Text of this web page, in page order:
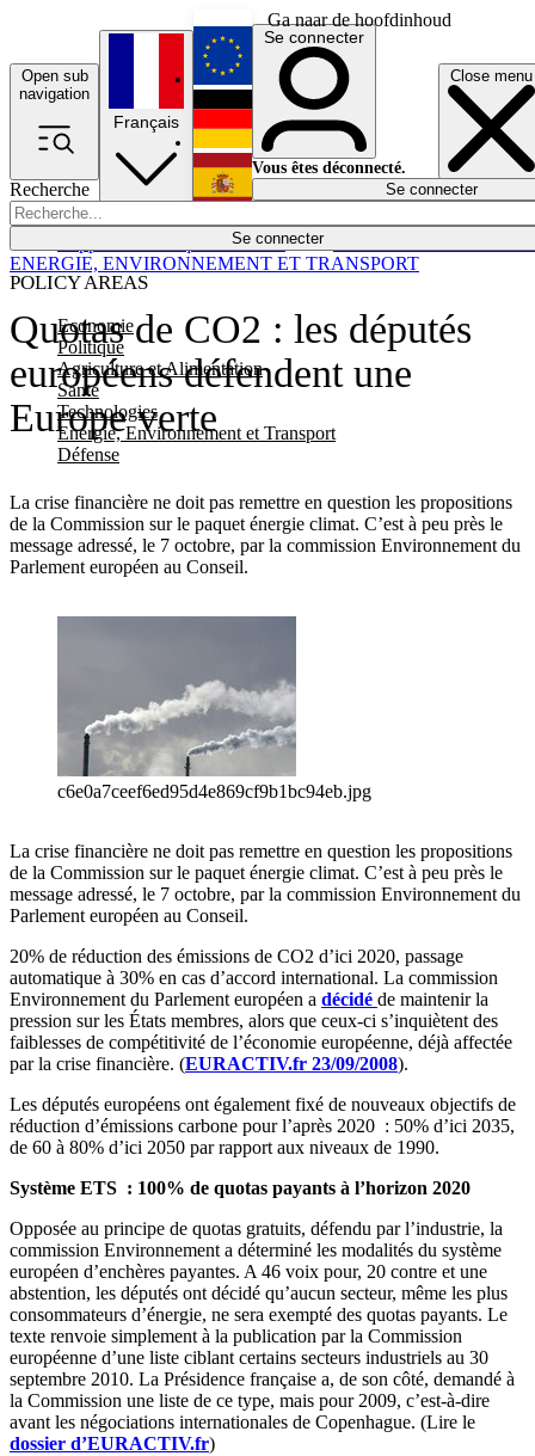
Ga naar de hoofdinhoud
Open sub
navigation
Close menu
Recherche
Se connecter
POLICY AREAS
Economie
Politique
Agriculture et Alimentation
Santé
Technologies
Energie, Environnement et Transport
Défense
Économie
Français
English
Deutsch
Español
Se connecter
Vous êtes déconnecté.
Se connecter
Quotas de CO2 : les députés
européens défendent une
Europe verte
La crise financière ne doit pas remettre en question les propositions
de la Commission sur le paquet énergie climat. C’est à peu près le
message adressé, le 7 octobre, par la commission Environnement du
Parlement européen au Conseil.
ENERGIE, ENVIRONNEMENT ET TRANSPORT
c6e0a7ceef6ed95d4e869cf9b1bc94eb.jpg
La crise financière ne doit pas remettre en question les propositions
de la Commission sur le paquet énergie climat. C’est à peu près le
message adressé, le 7 octobre, par la commission Environnement du
Parlement européen au Conseil.
20% de réduction des émissions de CO2 d’ici 2020, passage
automatique à 30% en cas d’accord international. La commission
Environnement du Parlement européen a décidé de maintenir la
pression sur les États membres, alors que ceux-ci s’inquiètent des
faiblesses de compétitivité de l’économie européenne, déjà affectée
par la crise financière. (EURACTIV.fr 23/09/2008).
Les députés européens ont également fixé de nouveaux objectifs de
réduction d’émissions carbone pour l’après 2020 : 50% d’ici 2035,
de 60 à 80% d’ici 2050 par rapport aux niveaux de 1990.
Système ETS : 100% de quotas payants à l’horizon 2020
Opposée au principe de quotas gratuits, défendu par l’industrie, la
commission Environnement a déterminé les modalités du système
européen d’enchères payantes. A 46 voix pour, 20 contre et une
abstention, les députés ont décidé qu’aucun secteur, même les plus
consommateurs d’énergie, ne sera exempté des quotas payants. Le
texte renvoie simplement à la publication par la Commission
européenne d’une liste ciblant certains secteurs industriels au 30
septembre 2010. La Présidence française a, de son côté, demandé à
la Commission une liste de ce type, mais pour 2009, c’est-à-dire
avant les négociations internationales de Copenhague. (Lire le
dossier d’EURACTIV.fr)